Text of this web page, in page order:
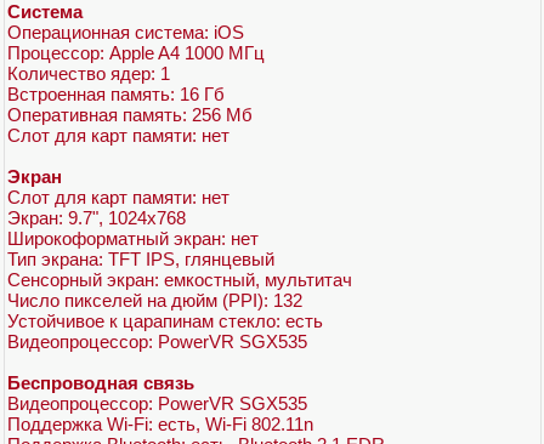
Система
Операционная система: iOS
Процессор: Apple A4 1000 МГц
Количество ядер: 1
Встроенная память: 16 Гб
Оперативная память: 256 Мб
Слот для карт памяти: нет
Экран
Слот для карт памяти: нет
Экран: 9.7", 1024x768
Широкоформатный экран: нет
Тип экрана: TFT IPS, глянцевый
Сенсорный экран: емкостный, мультитач
Число пикселей на дюйм (PPI): 132
Устойчивое к царапинам стекло: есть
Видеопроцессор: PowerVR SGX535
Беспроводная связь
Видеопроцессор: PowerVR SGX535
Поддержка Wi-Fi: есть, Wi-Fi 802.11n